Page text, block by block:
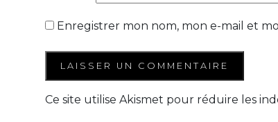
Enregistrer mon nom, mon e-mail et
Ce site utilise Akismet pour réduire les